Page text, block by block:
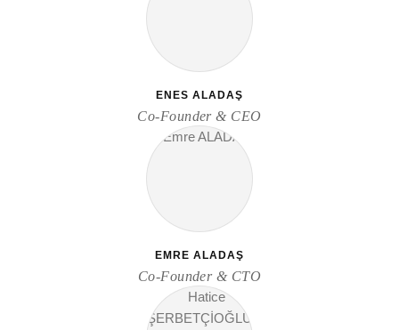
ENES ALADAŞ
Co-Founder & CEO
EMRE ALADAŞ
Co-Founder & CTO